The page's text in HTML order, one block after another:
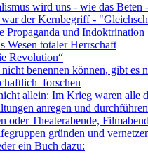
wird uns - wie das Beten
der Kernbegriff -
Propaganda und Indoktrination
Wesen totaler Herrschaft
Revolution“
benennen können, gibt es
allein: Im Krieg waren alle
anregen und durchführen
oder Theaterabende,
gründen und
ein Buch dazu: